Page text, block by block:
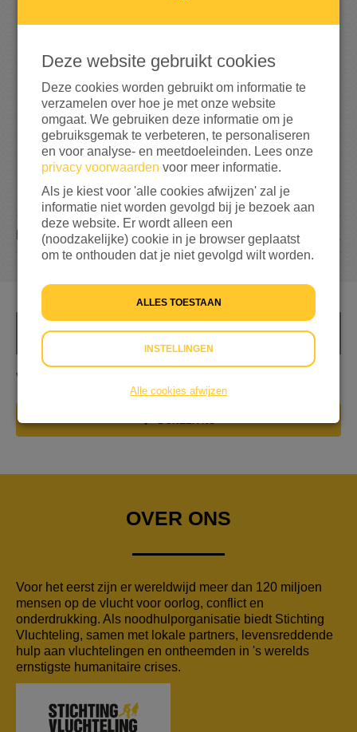
8% bereikt van mijn streefbedrag € 600
1
DONATIE
INFO
Vluchtelingen hebben onze steun hard nodig
OVER ONS
Voor het eerst zijn er wereldwijd meer dan 120 miljoen
mensen op de vlucht voor oorlog, conflict en
onderdrukking. Als noodhulporganisatie biedt Stichting
Vluchteling, samen met lokale partners, levensreddende
hulp aan vluchtelingen en ontheemden in 's werelds
ernstigste humanitaire crises.
Deze website gebruikt cookies
Deze cookies worden gebruikt om informatie te
verzamelen over hoe je met onze website
omgaat. We gebruiken deze informatie om je
gebruiksgemak te verbeteren, te personaliseren
en voor analyse- en meetdoeleinden. Lees onze
privacy voorwaarden voor meer informatie.
Als je kiest voor 'alle cookies afwijzen' zal je
informatie niet worden gevolgd bij je bezoek aan
deze website. Er wordt alleen een
(noodzakelijke) cookie in je browser geplaatst
om te onthouden dat je niet gevolgd wilt worden.
ALLES TOESTAAN
INSTELLINGEN
Alle cookies afwijzen